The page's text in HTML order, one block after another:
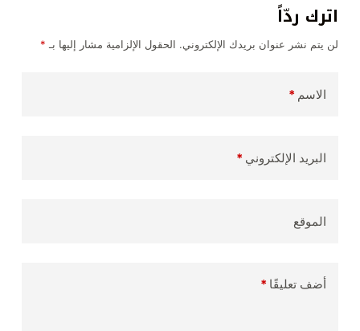
اترك ردّاً
لن يتم نشر عنوان بريدك الإلكتروني. الحقول الإلزامية مشار إليها بـ *
الاسم *
البريد الإلكتروني *
الموقع
أضف تعليقًا *